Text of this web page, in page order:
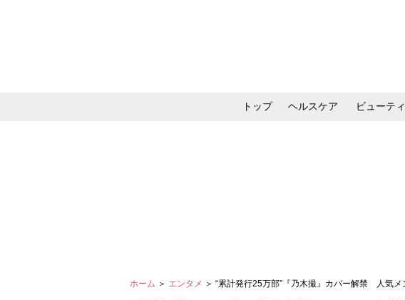
トップ ヘルスケア ビューティ
ホーム ＞ エンタメ ＞ “累計発行25万部”『乃木撮』カバー解禁 人気